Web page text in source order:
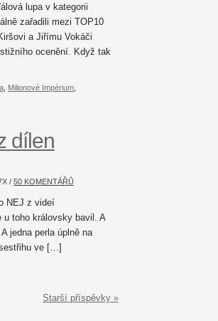
lupa v kategorii
zařadili mezi TOP10
a Jiřímu Vokáči
ocenění. Když tak
, Milionové Impérium,
dílen
X / 50 KOMENTÁŘŮ
NEJ z videí
u toho královsky bavil. A
jedna perla úplně na
ve […]
Starší příspěvky »